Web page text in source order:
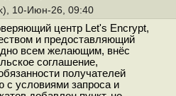
10-Июн-26, 09:40
центр Let's Encrypt,
и предоставляющий
всем желающим, внёс
соглашение,
получателей
условиями запроса и